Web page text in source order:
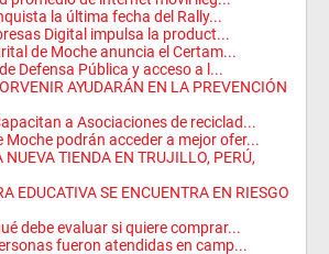
la última fecha del Rally...
Digital impulsa la product...
de Moche anuncia el Certam...
Defensa Pública y acceso a l...
AYUDARÁN EN LA PREVENCIÓN
a Asociaciones de reciclad...
Moche podrán acceder a mejor ofer...
NUEVA TIENDA EN TRUJILLO, PERÚ,
EDUCATIVA SE ENCUENTRA EN RIESGO
debe evaluar si quiere comprar...
fueron atendidas en camp...